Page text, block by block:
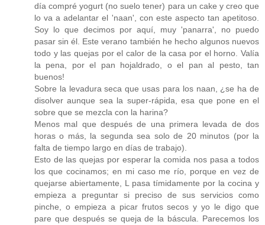
día compré yogurt (no suelo tener) para un cake y creo que
lo va a adelantar el 'naan', con este aspecto tan apetitoso.
Soy lo que decimos por aquí, muy 'panarra', no puedo
pasar sin él. Este verano también he hecho algunos nuevos
todo y las quejas por el calor de la casa por el horno. Valía
la pena, por el pan hojaldrado, o el pan al pesto, tan
buenos!
Sobre la levadura seca que usas para los naan, ¿se ha de
disolver aunque sea la super-rápida, esa que pone en el
sobre que se mezcla con la harina?
Menos mal que después de una primera levada de dos
horas o más, la segunda sea solo de 20 minutos (por la
falta de tiempo largo en días de trabajo).
Esto de las quejas por esperar la comida nos pasa a todos
los que cocinamos; en mi caso me río, porque en vez de
quejarse abiertamente, L pasa tímidamente por la cocina y
empieza a preguntar si preciso de sus servicios como
pinche, o empieza a picar frutos secos y yo le digo que
pare que después se queja de la báscula. Parecemos los